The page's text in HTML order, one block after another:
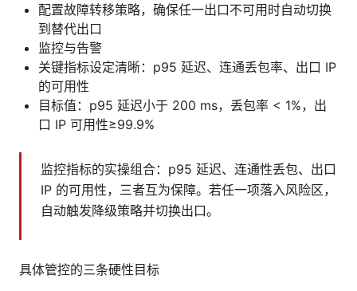
配置故障转移策略，确保任一出口不可用时自动切换
到替代出口
监控与告警
关键指标设定清晰：p95 延迟、连通丢包率、出口 IP
的可用性
目标值：p95 延迟小于 200 ms，丢包率 < 1%，出
口 IP 可用性≥99.9%
监控指标的实操组合：p95 延迟、连通性丢包、出口
IP 的可用性，三者互为保障。若任一项落入风险区，
自动触发降级策略并切换出口。
具体管控的三条硬性目标